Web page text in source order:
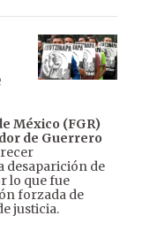
México (FGR)
de Guerrero
desaparición de
lo que fue
forzada de
justicia.